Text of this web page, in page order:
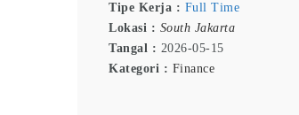
Tipe Kerja : Full Time
Lokasi : South Jakarta
Tangal : 2026-05-15
Kategori : Finance